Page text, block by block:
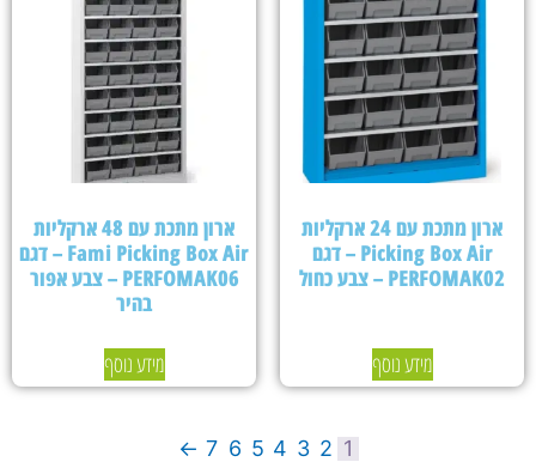
ארון מתכת עם 24 ארקליות
Picking Box Air – דגם
PERFOMAK02 – צבע כחול
מידע נוסף
ארון מתכת עם 48 ארקליות
Fami Picking Box Air – דגם
PERFOMAK06 – צבע אפור
בהיר
מידע נוסף
1
2
3
4
5
6
7
←